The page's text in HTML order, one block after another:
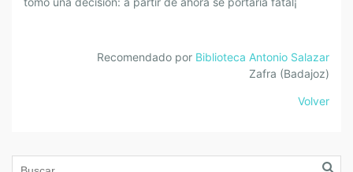
Recomendado por Biblioteca Antonio Salazar
Zafra (Badajoz)
Volver